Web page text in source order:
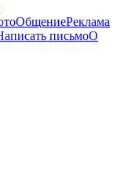
ОбщениеРеклама
письмоО